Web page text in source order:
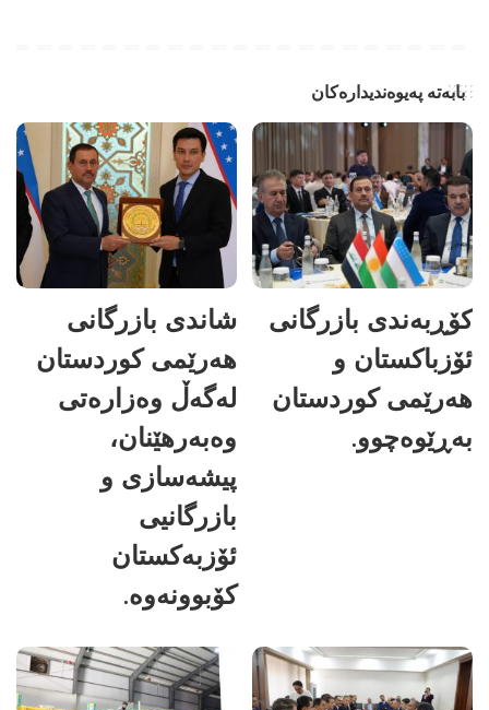
بابەتە پەیوەندیدارەکان
کۆڕبەندی بازرگانی
ئۆزباکستان و
هەرێمی کوردستان
بەڕێوەچوو.
شاندی بازرگانی
هەرێمی کوردستان
لەگەڵ وەزارەتی
وەبەرهێنان،
پیشەسازی و
بازرگانیی
ئۆزبەکستان
کۆبوونەوە.